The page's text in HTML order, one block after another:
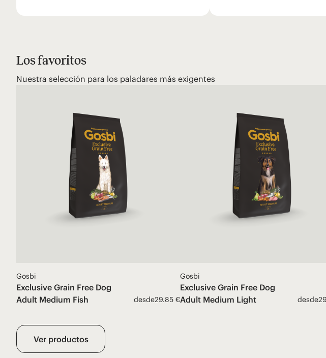
Los favoritos
Nuestra selección para los paladares más exigentes
Gosbi
Exclusive Grain Free Dog
Adult Medium Fish
desde29.85 €
Gosbi
Exclusive Grain Free Dog
Adult Medium Light
desde
Ver productos